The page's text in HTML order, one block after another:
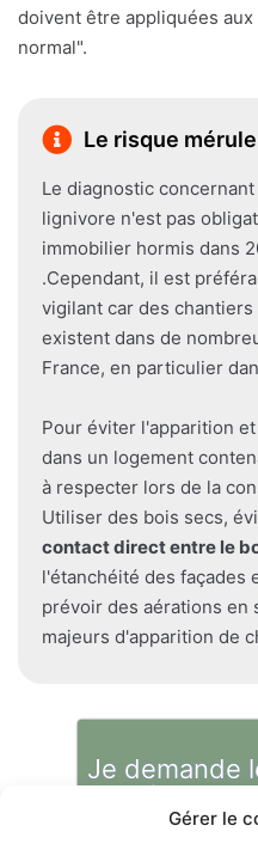
Gérer le
doivent être appliquées
normal".
Le risque mérule
Le diagnostic
lignivore n'est pas
immobilier hormis dans
.Cependant, il est
vigilant car des
existent dans de
France, en particulier
Pour éviter l'apparition
dans un logement
à respecter lors de la
Utiliser des bois secs,
contact direct entre le
l'étanchéité des façades
prévoir des aérations
majeurs d'apparition de
Je demande
risques